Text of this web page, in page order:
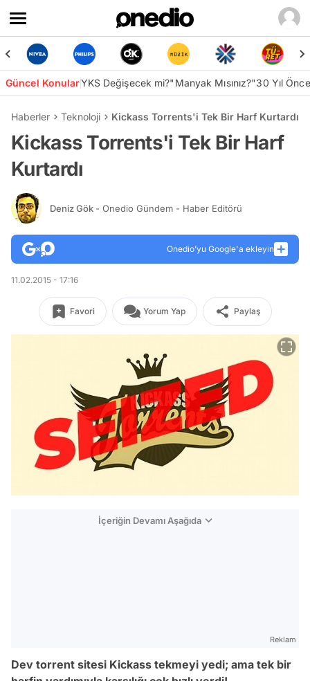
Güncel KonularYKS Değişecek mi?"Manyak Mısınız?"30 Yıl
Haberler Teknoloji Kickass Torrents'i Tek Bir Harf Kurtardı
Kickass Torrents'i Tek Bir Harf
Kurtardı
Deniz Gök - Onedio Gündem - Haber Editörü
Onedio’yu Google'a ekleyin
11.02.2015 - 17:16
Favori Yorum Yap Paylaş
İçeriğin Devamı Aşağıda
Reklam
Dev torrent sitesi Kickass tekmeyi yedi; ama tek bir